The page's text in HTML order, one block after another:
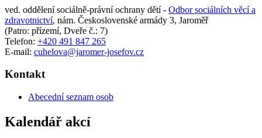
ved. oddělení sociálně-právní ochrany dětí - Odbor sociálních věcí a
zdravotnictví, nám. Československé armády 3, Jaroměř
(Patro: přízemí, Dveře č.: 7)
Telefon: +420 491 847 265
E-mail: cuhelova@jaromer-josefov.cz
Kontakt
Abecední seznam osob
Kalendář akcí